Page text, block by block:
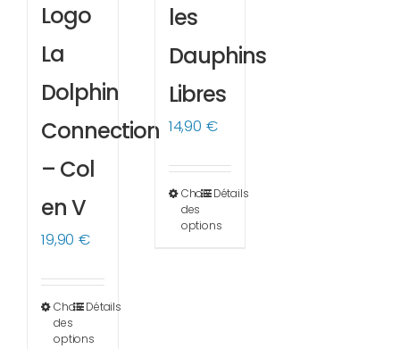
Logo
La
Dolphin
Connection
– Col
en V
19,90€
Choix
des
options
Ce
produit
Détails
les
Dauphins
Libres
14,90 €
Choix
des
options
Ce
produit
Détails